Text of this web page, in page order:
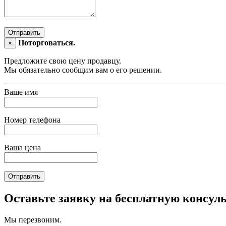
Отправить
×
Поторговаться.
Предложите свою цену продавцу.
Мы обязательно сообщим вам о его решении.
Ваше имя
Номер телефона
Ваша цена
Отправить
Оставьте заявку на бесплатную
Мы перезвоним.